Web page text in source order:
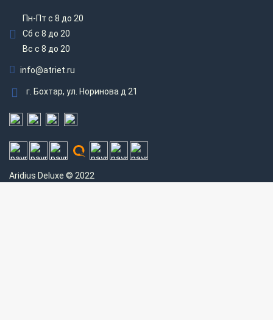
Пн-Пт с 8 до 20
Сб с 8 до 20
Вс c 8 до 20
info@atriet.ru
г. Бохтар, ул. Норинова д 21
Aridius Deluxe © 2022